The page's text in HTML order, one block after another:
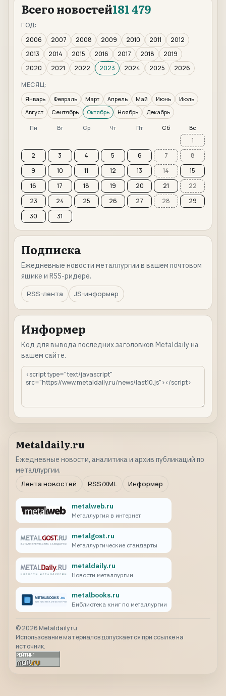
Всего новостей181 479
ГОД:
2006
2007 2008 2009 2010 2011
2012
2013
2014 2015 2016 2017 2018
2019
2020
2021 2022 2023 2024 2025
2026
МЕСЯЦ:
Январь Февраль Март Апрель Май Июнь
Июль
Август
Сентябрь Октябрь Ноябрь Декабрь
Пн Вт Ср Чт Пт Сб Вс
1
2
3 4 5 6 7
8
9
10 11 12 13 14
15
16
17 18 19 20 21
22
23
24 25 26 27 28
29
30
31
Подписка
Ежедневные новости металлургии в вашем почтовом
ящике и RSS-ридере.
RSS-лента
JS-информер
Информер
Код для вывода последних заголовков Metaldaily на
вашем сайте.
Metaldaily.ru
Ежедневные новости, аналитика и архив публикаций по
металлургии.
Лента новостей
RSS/XML Информер
metalweb.ru
Металлургия в интернет
metalgost.ru
Металлургические стандарты
metaldaily.ru
Новости металлургии
metalbooks.ru
Библиотека книг по металлургии
©2026 Metaldaily.ru
Использование материалов допускается при ссылке на
источник.